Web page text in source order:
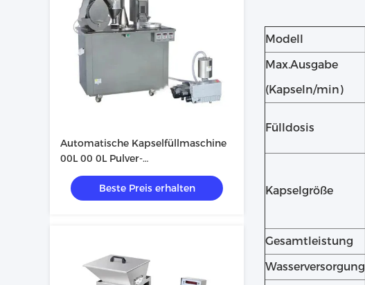
Automatische Kapselfüllmaschine
00L 00 0L Pulver-
Kapselfüllmaschine
Beste Preis erhalten
Modell
Max.Ausgabe
(Kapseln/min)
Fülldosis
Kapselgröße
Gesamtleistung
Wasserversorgung